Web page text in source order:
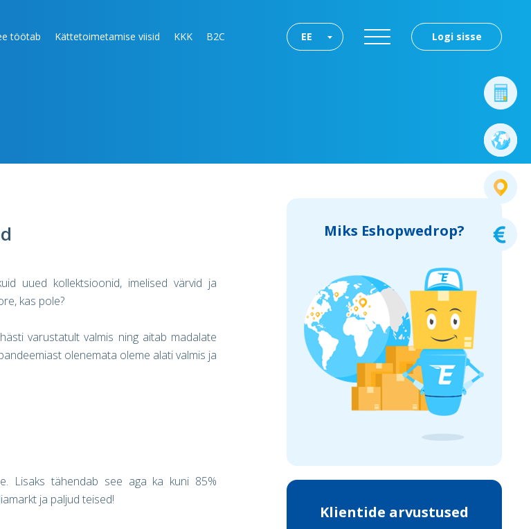
töötab Kättetoimetamise viisid KKK B2C Logi sisse
EE
uued kollektsioonid, imelised värvid ja
kas pole?
varustatult valmis ning aitab madalate
olenemata oleme alati valmis ja
Lisaks tähendab see aga ka kuni 85%
ja paljud teised!
Miks Eshopwedrop?
Klientide arvustused